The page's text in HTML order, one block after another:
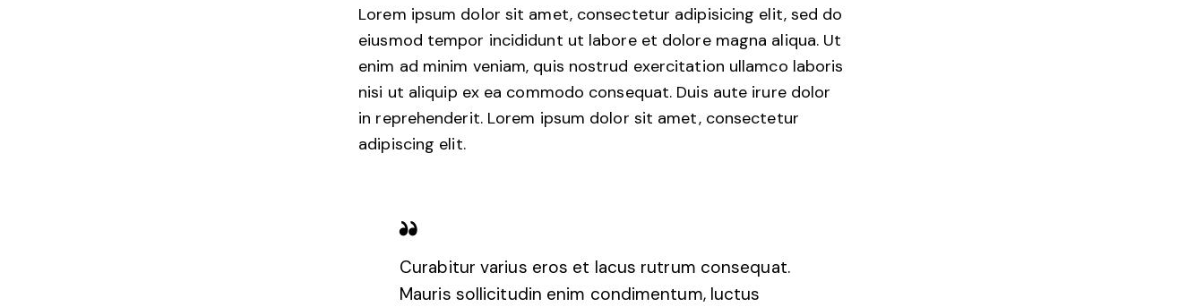
Lorem ipsum dolor sit amet, consectetur adipisicing elit, sed do
eiusmod tempor incididunt ut labore et dolore magna aliqua. Ut
enim ad minim veniam, quis nostrud exercitation ullamco laboris
nisi ut aliquip ex ea commodo consequat. Duis aute irure dolor
in reprehenderit. Lorem ipsum dolor sit amet, consectetur
adipiscing elit.
Curabitur varius eros et lacus rutrum consequat.
Mauris sollicitudin enim condimentum, luctus